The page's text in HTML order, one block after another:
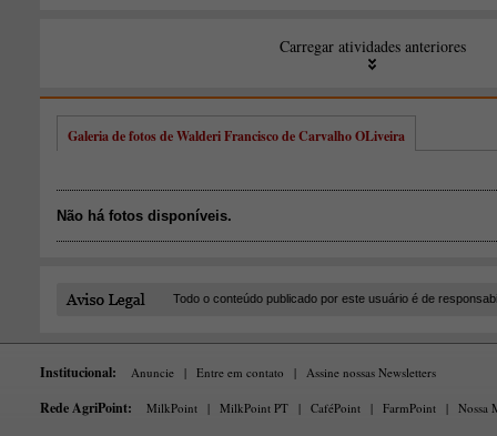
Galeria de fotos de Walderi Francisco de Carvalho OLiveira
Não há fotos disponíveis.
Todo o conteúdo publicado por este usuário é de
Institucional: Anuncie | Entre em contato | Assine nossas Newsletters
Rede AgriPoint: MilkPoint | MilkPoint PT | CaféPoint | FarmPoint | Nossa